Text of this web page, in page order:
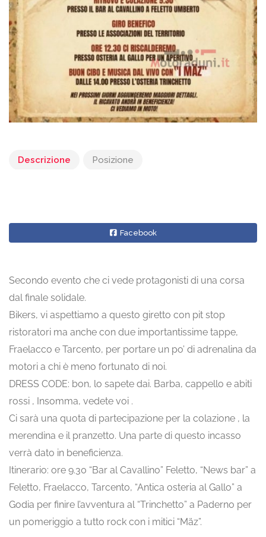
Descrizione Posizione
Facebook
Secondo evento che ci vede protagonisti di una corsa
dal finale solidale.
Bikers, vi aspettiamo a questo giretto con pit stop
ristoratori ma anche con due importantissime tappe,
Fraelacco e Tarcento, per portare un po’ di adrenalina da
motori a chi è meno fortunato di noi.
DRESS CODE: bon, lo sapete dai. Barba, cappello e abiti
rossi , Insomma, vedete voi .
Ci sarà una quota di partecipazione per la colazione , la
merendina e il pranzetto. Una parte di questo incasso
verrà dato in beneficienza.
Itinerario: ore 9.30 “Bar al Cavallino” Feletto, “News bar” a
Feletto, Fraelacco, Tarcento, “Antica osteria al Gallo” a
Godia per finire l’avventura al “Trinchetto” a Paderno per
un pomeriggio a tutto rock con i mitici “Mäz”.